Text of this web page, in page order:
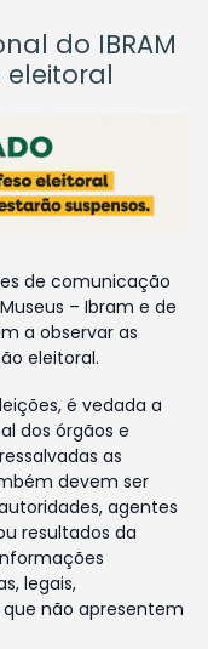
do IBRAM
de comunicação
– Ibram e de
a observar as
eleitoral.
é vedada a
dos órgãos e
as
devem ser
agentes
resultados da
legais,
não apresentem